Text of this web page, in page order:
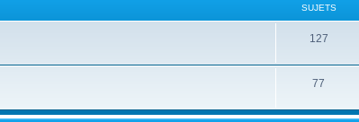
SUJETS
127
77